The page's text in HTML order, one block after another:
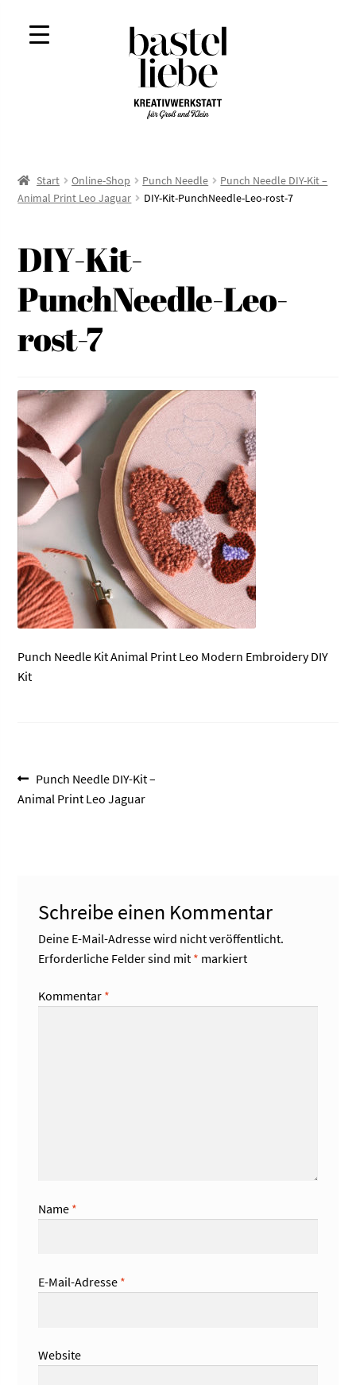
Zur
Navigation
springen
Zum
Inhalt
springen
Start Online-Shop Punch Needle
Punch Needle DIY-Kit –
Animal Print Leo Jaguar
DIY-Kit-PunchNeedle-Leo-rost-7
DIY-Kit-
PunchNeedle-Leo-
rost-7
Punch Needle Kit Animal Print Leo Modern Embroidery DIY
Kit
Beitragsnavigation
Vorheriger
Beitrag:
Punch Needle DIY-Kit –
Animal Print Leo Jaguar
Schreibe einen Kommentar
Deine E-Mail-Adresse wird nicht veröffentlicht.
Erforderliche Felder sind mit * markiert
Kommentar *
Name *
E-Mail-Adresse *
Website